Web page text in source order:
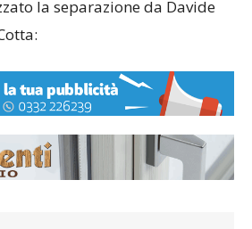
il comunicato con cui il
la separazione da Davide